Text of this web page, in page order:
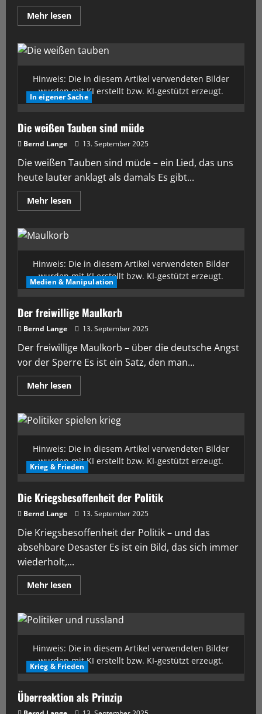
Mehr lesen
Hinweis: Die in diesem Artikel verwendeten Bilder
wurden mit KI erstellt bzw. KI-gestützt erzeugt.
In eigener Sache
Die weißen Tauben sind müde
Bernd Lange 13. September 2025
Die weißen Tauben sind müde – ein Lied, das uns
heute lauter anklagt als damals Es gibt...
Mehr lesen
Hinweis: Die in diesem Artikel verwendeten Bilder
wurden mit KI erstellt bzw. KI-gestützt erzeugt.
Medien & Manipulation
Der freiwillige Maulkorb
Bernd Lange 13. September 2025
Der freiwillige Maulkorb – über die deutsche Angst
vor der Sperre Es ist ein Satz, den man...
Mehr lesen
Hinweis: Die in diesem Artikel verwendeten Bilder
wurden mit KI erstellt bzw. KI-gestützt erzeugt.
Krieg & Frieden
Die Kriegsbesoffenheit der Politik
Bernd Lange 13. September 2025
Die Kriegsbesoffenheit der Politik – und das
absehbare Desaster Es ist ein Bild, das sich immer
wiederholt,...
Mehr lesen
Hinweis: Die in diesem Artikel verwendeten Bilder
wurden mit KI erstellt bzw. KI-gestützt erzeugt.
Krieg & Frieden
Überreaktion als Prinzip